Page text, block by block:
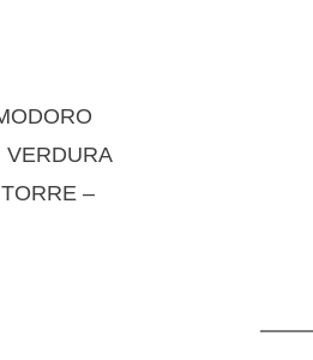
VERDURA
–